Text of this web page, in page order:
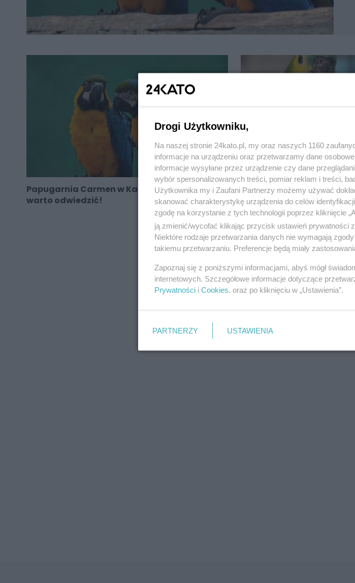
Papugarnia Carmen w Katowicach to miejsce
warto odwiedzić!
Poznaj fascynujący
w Katowicach
REKLAMA
Drogi Użytkowniku,
Na naszej stronie 24kato.pl, my oraz naszych 1160
informacje na urządzeniu oraz przetwarzamy dane
informacje wysyłane przez urządzenie czy dane
wybór spersonalizowanych treści, pomiar reklam i treści,
Użytkownika my i Zaufani Partnerzy możemy używać
skanować charakterystykę urządzenia do celów
zgodę na korzystanie z tych technologii poprzez kliknięcie
ją zmienić/wycofać klikając przycisk ustawień prywatności
Niektóre rodzaje przetwarzania danych nie wymagają
takiemu przetwarzaniu. Preferencje będą miały
Zapoznaj się z poniższymi informacjami, abyś mógł
internetowych. Szczegółowe informacje dotyczące
Prywatności i Cookies. oraz po kliknięciu w „Ustawienia”.
PARTNERZY USTAWIENIA